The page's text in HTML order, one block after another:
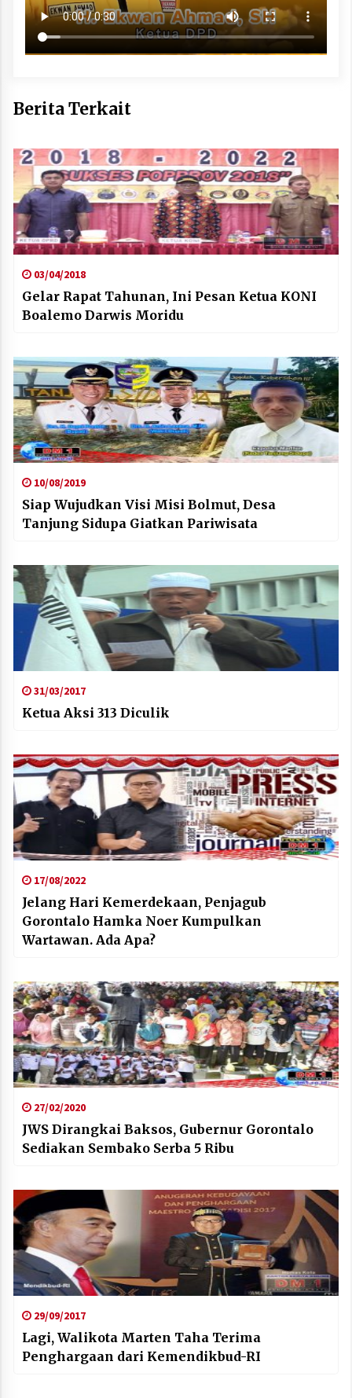
Berita Terkait
03/04/2018
Gelar Rapat Tahunan, Ini Pesan Ketua KONI
Boalemo Darwis Moridu
10/08/2019
Siap Wujudkan Visi Misi Bolmut, Desa
Tanjung Sidupa Giatkan Pariwisata
31/03/2017
Ketua Aksi 313 Diculik
17/08/2022
Jelang Hari Kemerdekaan, Penjagub
Gorontalo Hamka Noer Kumpulkan
Wartawan. Ada Apa?
27/02/2020
JWS Dirangkai Baksos, Gubernur Gorontalo
Sediakan Sembako Serba 5 Ribu
29/09/2017
Lagi, Walikota Marten Taha Terima
Penghargaan dari Kemendikbud-RI